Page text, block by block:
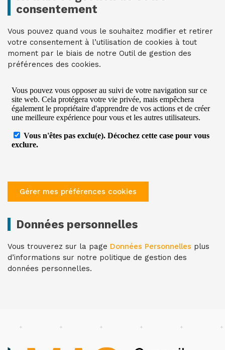
consentement
Vous pouvez quand vous le souhaitez modifier et retirer
votre consentement à l’utilisation de cookies à tout
moment par le biais de notre Outil de gestion des
préférences des cookies.
Gérer mes préférences cookies
Données personnelles
Vous trouverez sur la page Données Personnelles plus
d’informations sur notre politique de gestion des
données personnelles.